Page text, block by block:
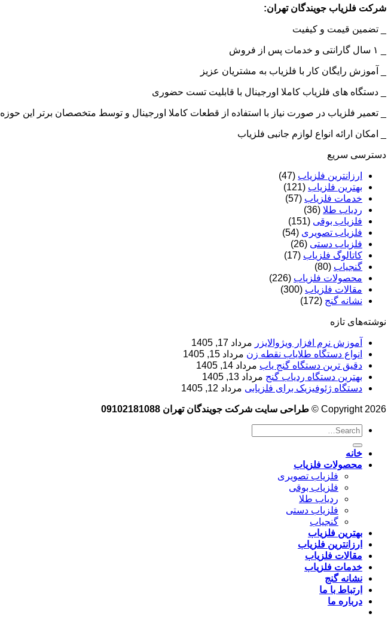
شرکت فلزیاب جویندگان تهران:
_ تضمین قیمت و کیفیت
_ آموزش رایگان کار با فلزیاب به مشتریان عزیز
_ دستگاه های فلزیاب کاملا اورجینال با قابلیت تست حضوری
_ تعمیر فلزیاب در صورت نیاز با استفاده از قطعات کاملا اورجینال و توسط متخصصان برتر این حوزه
_ امکان ارائه انواع لوازم جانبی فلزیاب
دسترسی سریع
ارزانترین فلزیاب (47)
بهترین فلزیاب (121)
خدمات فلزیاب (57)
ردیاب طلا (36)
فلزیاب بوقی (151)
فلزیاب تصویری (54)
فلزیاب دستی (26)
کاتالوگ فلزیاب (17)
گنجیاب (80)
محصولات فلزیاب (226)
مقالات فلزیاب (300)
نشانه گنج (172)
نوشته‌های تازه
آموزش نرم‌ افزار ویژوالایزر مرداد 17, 1405
انواع دستگاه طلایاب نقطه زن مرداد 15, 1405
دقیق ترین دستگاه گنج یاب مرداد 14, 1405
بهترین دستگاه ردیاب گنج مرداد 13, 1405
دستگاه ژئوفیزیک برای فلزیابی مرداد 12, 1405
Copyright 2026 © طراحی سایت شرکت جویندگان تهران 09102181088
خانه
محصولات فلزیاب
فلزیاب تصویری
فلزیاب بوقی
ردیاب طلا
فلزیاب دستی
گنجیاب
بهترین فلزیاب
ارزانترین فلزیاب
مقالات فلزیاب
خدمات فلزیاب
نشانه گنج
ارتباط با ما
درباره ما